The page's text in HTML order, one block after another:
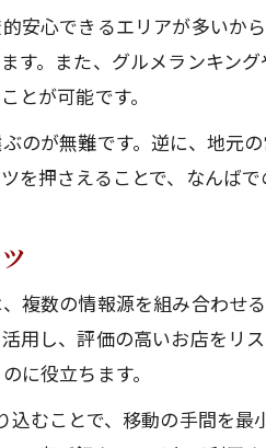
駅近でアクセス抜群のなんば
なんば駅グルメランキン
アクセス重視のなんばの人
駅近グルメで感じるなん
難波駅近のおすすめ人気
ひとり利用も安心ななんばのお
ひとりでも入りやすいな
難波グルメひとり利用で
一人利用向け駅近人気店の
なんば駅周辺で安心して
安心できるエリアが多いか
す。また、グルメランキン
とが可能です。
のが無難です。逆に、地元
押さえることで、なんば
複数の情報源を組み合わせ
用し、評価の高いお店をリ
に役立ちます。
むことで、移動の手間を